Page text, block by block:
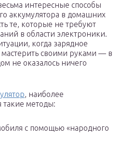
интересные способы
аккумулятора в домашних
те, которые не требуют
в области электроники.
когда зарядное
мастерить своими руками — в
не оказалось ничего
, наиболее
такие методы:
с помощью «народного